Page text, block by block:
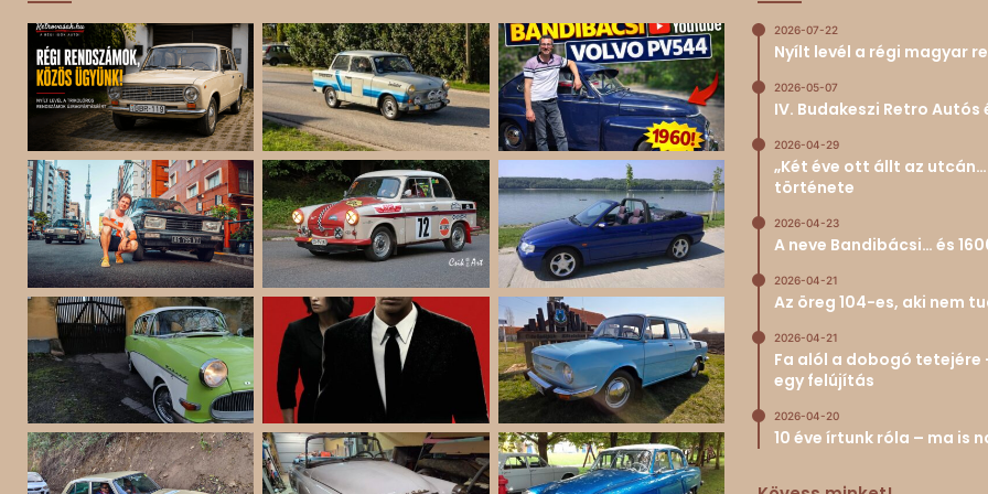
2026-07-22
Nyílt levél a régi magyar
2026-05-07
IV. Budakeszi Retro
2026-04-29
„Két éve ott állt az
története
2026-04-23
A neve Bandibácsi… és
2026-04-21
Az öreg 104-es, aki nem
2026-04-21
Fa alól a dobogó
egy felújítás
2026-04-20
10 éve írtunk róla – ma is